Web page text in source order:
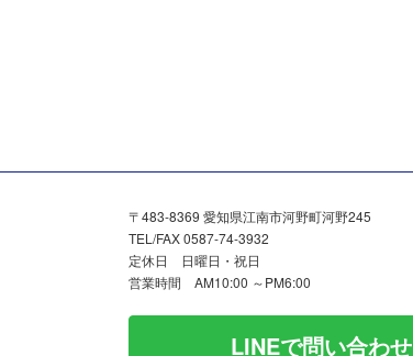
〒483-8369 愛知県江南市河野町河野245
TEL/FAX 0587-74-3932
定休日 日曜日・祝日
営業時間 AM10:00 ～PM6:00
LINEで問い合わせ